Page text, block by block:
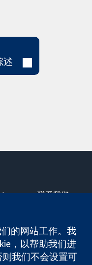
述
联系我们
关于我们
工作机会
Cochrane
Library
的网站工作。我
，以帮助我们进
我们不会设置可